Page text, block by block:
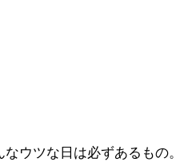
ウツな日は必ずあるもの。